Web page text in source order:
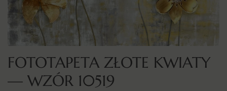
FOTOTAPETA ZŁOTE KWIATY
— WZÓR 10519